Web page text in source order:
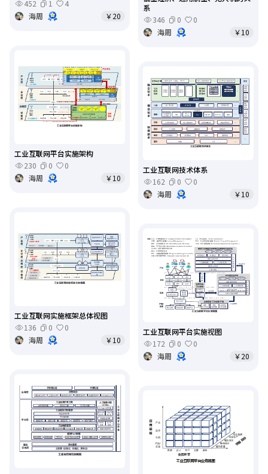
452 1
4
海周
￥20
系
346
0
0
海周
￥10
工业互联网平台实施架构
230
0
0
海周
￥10
工业互联网技术体系
162
0
0
海周
￥10
工业互联网实施框架总体视图
136
0
0
海周
￥10
工业互联网平台实施视图
172
0
0
海周
￥20